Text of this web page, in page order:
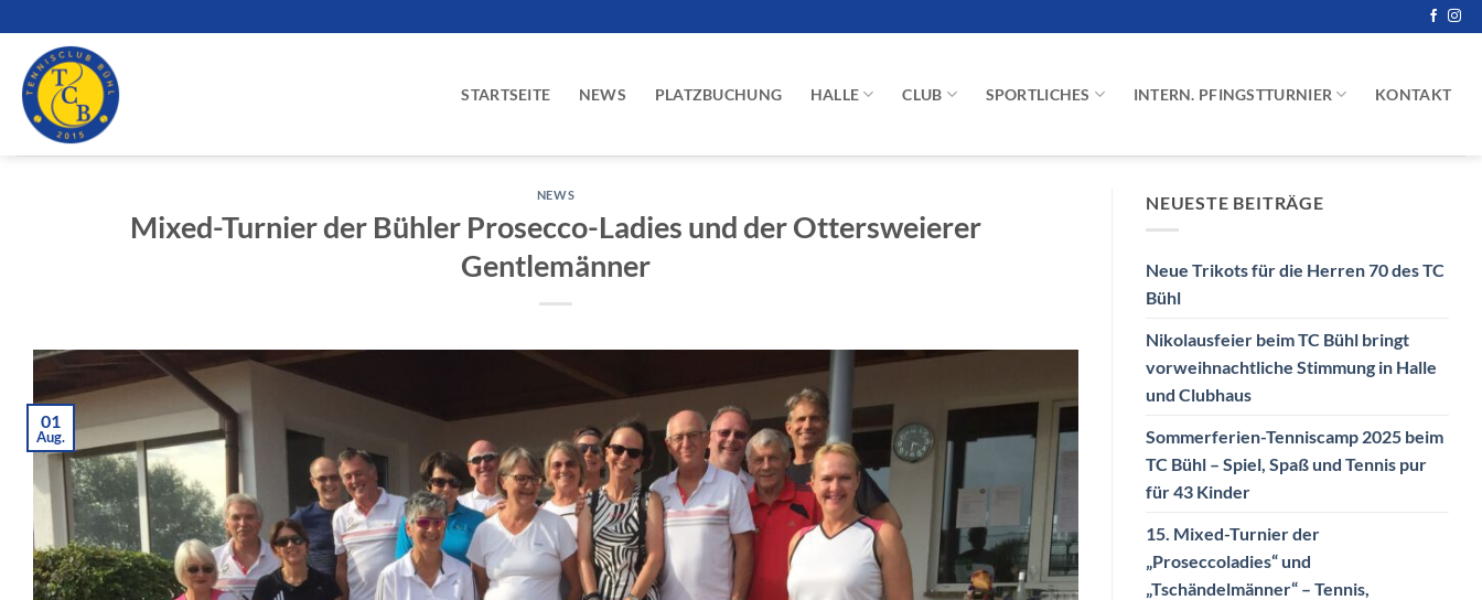
Inhalt
springen
STARTSEITE NEWS PLATZBUCHUNG HALLE CLUB SPORTLICHES INTERN. PFINGSTTURNIER KONTAKT
NEWS
Mixed-Turnier der Bühler Prosecco-Ladies und der Ottersweierer
Gentlemänner
01
Aug.
NEUESTE BEITRÄGE
Neue Trikots für die Herren 70 des TC
Bühl
Nikolausfeier beim TC Bühl bringt
vorweihnachtliche Stimmung in Halle
und Clubhaus
Sommerferien-Tenniscamp 2025 beim
TC Bühl – Spiel, Spaß und Tennis pur
für 43 Kinder
15. Mixed-Turnier der
„Proseccoladies“ und
„Tschändelmänner“ – Tennis,